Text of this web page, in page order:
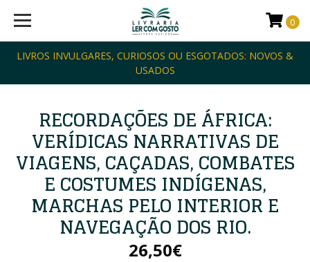
LIVROS INVULGARES, CURIOSOS OU ESGOTADOS: NOVOS &
USADOS
0
RECORDAÇÕES DE ÁFRICA:
VERÍDICAS NARRATIVAS DE
VIAGENS, CAÇADAS, COMBATES
E COSTUMES INDÍGENAS,
MARCHAS PELO INTERIOR E
NAVEGAÇÃO DOS RIO.
26,50€